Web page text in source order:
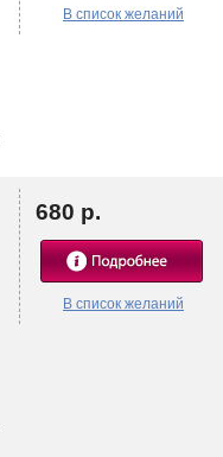
В список желаний
680 р.
В список желаний